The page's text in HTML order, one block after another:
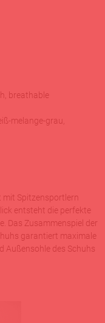
breathable
melange-grau,
mit Spitzensportlern
entsteht die perfekte
Das Zusammenspiel der
garantiert maximale
Außensohle des Schuhs